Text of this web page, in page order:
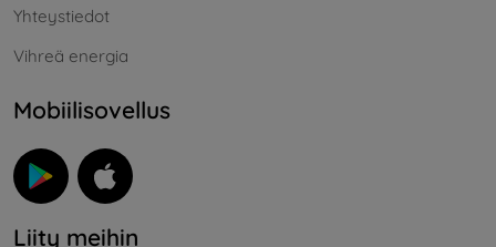
Yhteystiedot
Vihreä energia
Mobiilisovellus
Liity meihin